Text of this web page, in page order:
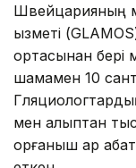
Швейцарияның
қызметі
ортасынан бері
шамамен 10
мен қалыптан
қорғаныш қар